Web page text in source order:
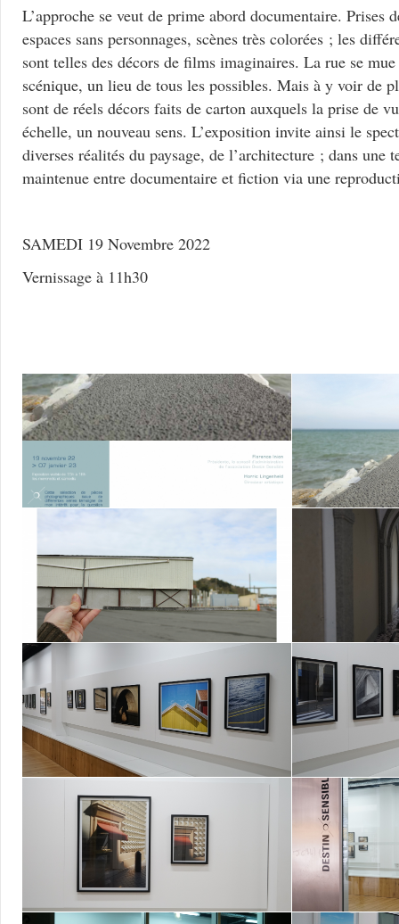
L’approche se veut de prime abord documentaire. Prises
espaces sans personnages, scènes très colorées ; les
sont telles des décors de films imaginaires. La rue se
scénique, un lieu de tous les possibles. Mais à y voir de
sont de réels décors faits de carton auxquels la prise de
échelle, un nouveau sens. L’exposition invite ainsi le
diverses réalités du paysage, de l’architecture ; dans une
maintenue entre documentaire et fiction via une
SAMEDI 19 Novembre 2022
Vernissage à 11h30